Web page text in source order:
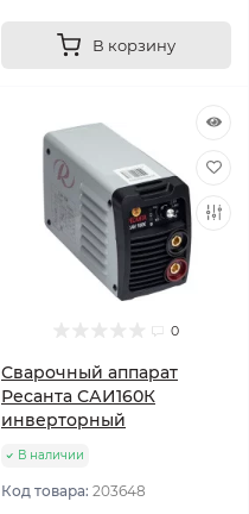
В корзину
0
Сварочный аппарат
Ресанта САИ160К
инверторный
В наличии
Код товара: 203648